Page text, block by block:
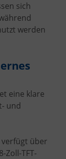
sich
werden
eine klare
und
über
Zoll-TFT-